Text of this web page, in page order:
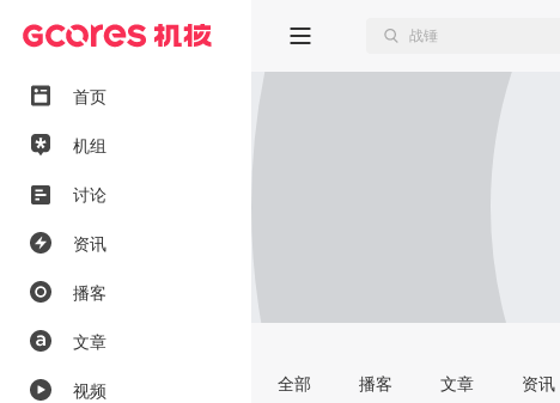
首页
机组
讨论
资讯
播客
文章
视频 全部 播客 文章 资讯